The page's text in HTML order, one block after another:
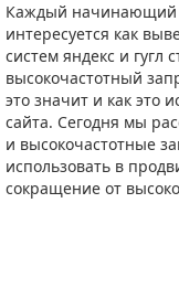
Каждый начинающий
интересуется как
систем яндекс и гугл
высокочастотный
это значит и как это
сайта. Сегодня мы
и высокочастотные
использовать в
сокращение от